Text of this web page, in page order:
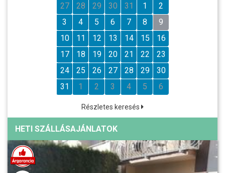
27
28 29 30 31 1
2
3
4 5 6 7 8
9
10
11 12 13 14 15
16
17
18 19 20 21 22
23
24
25 26 27 28 29
30
31
1 2 3 4 5 6
Részletes keresés
HETI SZÁLLÁSAJÁNLATOK